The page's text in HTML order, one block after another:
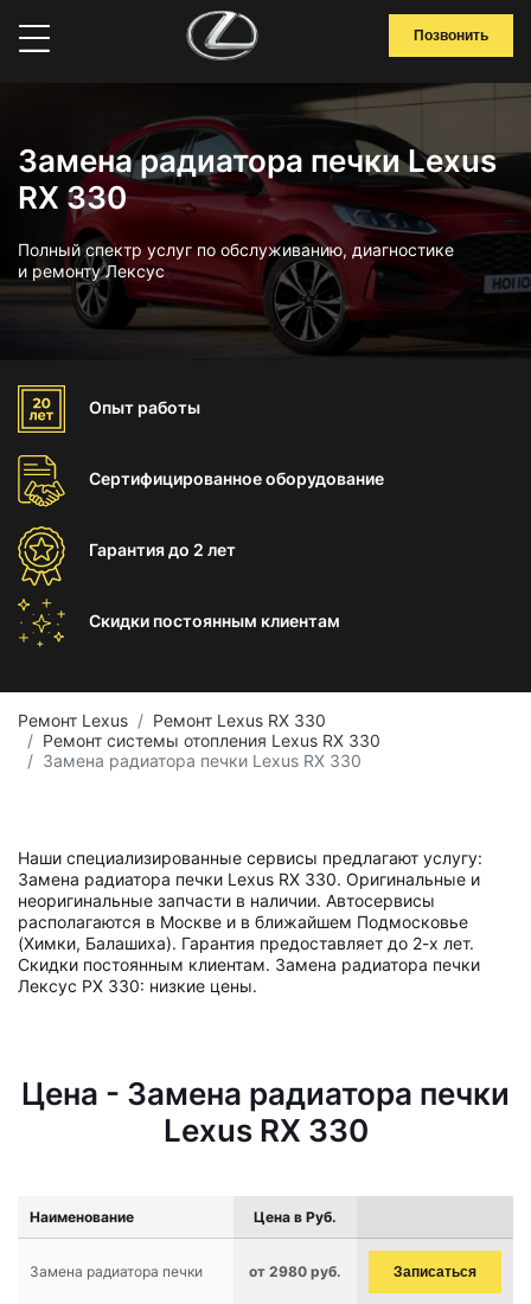
Позвонить
Замена радиатора печки Lexus
RX 330
Полный спектр услуг по обслуживанию, диагностике
и ремонту Лексус
Опыт работы
Сертифицированноеоборудование
Гарантиядо 2 лет
Скидки постоянным клиентам
Ремонт Lexus
Ремонт Lexus RX 330
Ремонт системы отопления Lexus RX 330
Замена радиатора печки Lexus RX 330
Наши специализированные сервисы предлагают услугу:
Замена радиатора печки Lexus RX 330. Оригинальные и
неоригинальные запчасти в наличии. Автосервисы
располагаются в Москве и в ближайшем Подмосковье
(Химки, Балашиха). Гарантия предоставляет до 2-х лет.
Скидки постоянным клиентам. Замена радиатора печки
Лексус РХ 330: низкие цены.
Цена - Замена радиатора печки
Lexus RX 330
Наименование Цена в Руб.
Замена радиатора печки от 2980 руб. Записаться